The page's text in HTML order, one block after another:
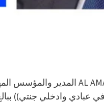
عبادي وادخلي جنتي))